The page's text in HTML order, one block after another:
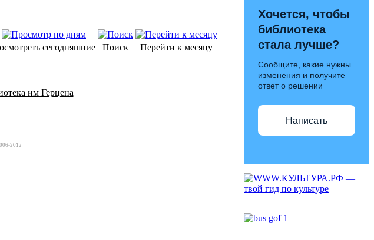
сегодняшние Поиск
Перейти к месяцу
им Герцена
2012
Хочется, чтобы
библиотека
стала лучше?
Сообщите, какие нужны
изменения и получите
ответ о решении
Написать